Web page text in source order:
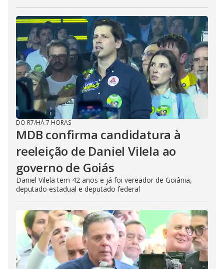
DO R7/HÁ 7 HORAS
MDB confirma candidatura à
reeleição de Daniel Vilela ao
governo de Goiás
Daniel Vilela tem 42 anos e já foi vereador de Goiânia,
deputado estadual e deputado federal